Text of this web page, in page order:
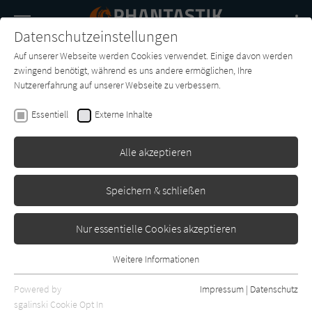
SUCHE
Buch-
Entdecker
Forum Charts
Will Self
Das Ende der Beziehung
Erschienen: Januar 1999 0
Datenschutzeinstellungen
Auf unserer Webseite werden Cookies verwendet. Einige davon werden
zwingend benötigt, während es uns andere ermöglichen, Ihre
Nutzererfahrung auf unserer Webseite zu verbessern.
Essentiell Externe Inhalte
Alle akzeptieren
Speichern & schließen
Nur essentielle Cookies akzeptieren
Essentielle Cookies werden für grundlegende Funktionen der
Webseite benötigt. Dadurch ist gewährleistet, dass die Webseite
Weitere Informationen
Powered by
sgalinski Cookie Opt In
Impressum | Datenschutz